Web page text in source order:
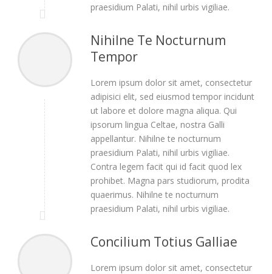
praesidium Palati, nihil urbis vigiliae.
Nihilne Te Nocturnum
Tempor
Lorem ipsum dolor sit amet, consectetur
adipisici elit, sed eiusmod tempor incidunt
ut labore et dolore magna aliqua. Qui
ipsorum lingua Celtae, nostra Galli
appellantur. Nihilne te nocturnum
praesidium Palati, nihil urbis vigiliae.
Contra legem facit qui id facit quod lex
prohibet. Magna pars studiorum, prodita
quaerimus. Nihilne te nocturnum
praesidium Palati, nihil urbis vigiliae.
Concilium Totius Galliae
Lorem ipsum dolor sit amet, consectetur